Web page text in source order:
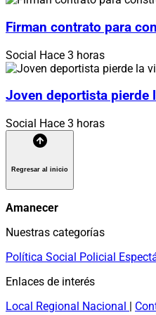
Firman contrato para
Social Hace 3 horas
Joven deportista pierde
Social Hace 3 horas
Regresar al inicio
Amanecer
Nuestras categorías
Política Social Policial
Enlaces de interés
Local Regional Nacional |